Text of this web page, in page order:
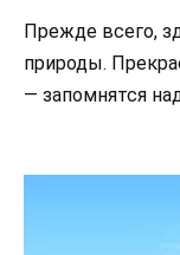
Прежде всего,
природы.
— запомнятся